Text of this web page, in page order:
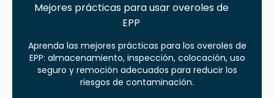
Mejores prácticas para usar overoles de
EPP
Aprenda las mejores prácticas para los overoles de
EPP: almacenamiento, inspección, colocación, uso
seguro y remoción adecuados para reducir los
riesgos de contaminación.